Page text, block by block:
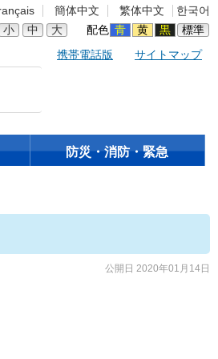
簡体中文 繁体中文
한국어
小 中 大 配色 青 黄 黒 標準
携帯電話版 サイトマップ
防災・消防・緊急
公開日 2020年01月14日